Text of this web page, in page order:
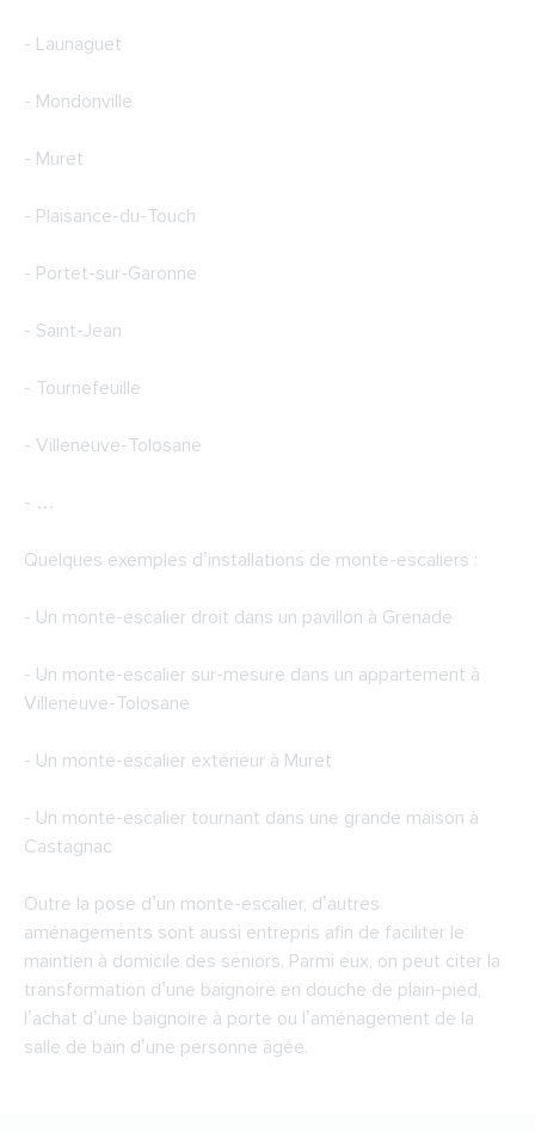
- Launaguet
- Mondonville
- Muret
- Plaisance-du-Touch
- Portet-sur-Garonne
- Saint-Jean
- Tournefeuille
- Villeneuve-Tolosane
- …
Quelques exemples d’installations de monte-escaliers :
- Un monte-escalier droit dans un pavillon à Grenade
- Un monte-escalier sur-mesure dans un appartement à
Villeneuve-Tolosane
- Un monte-escalier extérieur à Muret
- Un monte-escalier tournant dans une grande maison à
Castagnac
Outre la pose d’un monte-escalier, d’autres
aménagements sont aussi entrepris afin de faciliter le
maintien à domicile des seniors. Parmi eux, on peut citer la
transformation d’une baignoire en douche de plain-pied,
l’achat d’une baignoire à porte ou l’aménagement de la
salle de bain d’une personne âgée.